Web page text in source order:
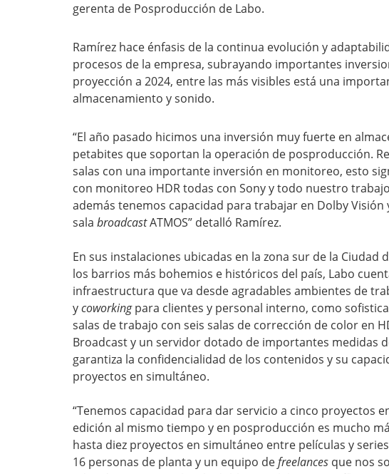
gerenta de Posproducción de Labo.
Ramírez hace énfasis de la continua evolución y
procesos de la empresa, subrayando importantes
proyección a 2024, entre las más visibles está una
almacenamiento y sonido.
“El año pasado hicimos una inversión muy fuerte en
petabites que soportan la operación de posproducción.
salas con una importante inversión en monitoreo, esto
con monitoreo HDR todas con Sony y todo nuestro
además tenemos capacidad para trabajar en Dolby Visión
sala broadcastATMOS” detalló Ramírez.
En sus instalaciones ubicadas en la zona sur de la Ciudad
los barrios más bohemios e históricos del país, Labo
infraestructura que va desde agradables ambientes de
ycoworkingpara clientes y personal interno, como
salas de trabajo con seis salas de corrección de color en
Broadcast y un servidor dotado de importantes medidas
garantiza la confidencialidad de los contenidos y su
proyectos en simultáneo.
“Tenemos capacidad para dar servicio a cinco proyectos
edición al mismo tiempo y en posproducción es mucho
hasta diez proyectos en simultáneo entre películas y
16 personas de planta y un equipo defreelances que nos